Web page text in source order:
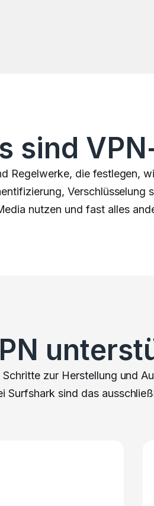
sind
Regelwerke, die festlegen,
nutzen und fast alles
zur Herstellung und
Surfshark sind das